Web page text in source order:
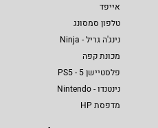
אייפד
טלפון סמסונג
נינג'ה גריל - Ninja
מכונת קפה
פלסטיישן 5 - PS5
נינטנדו - Nintendo
מדפסת HP